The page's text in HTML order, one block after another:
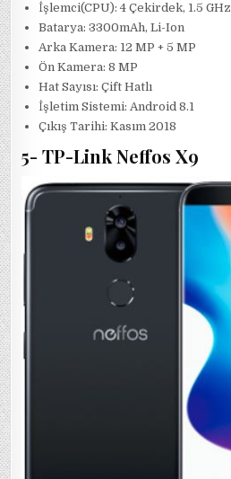
İşlemci(CPU): 4 Çekirdek, 1.5 GHz
Batarya: 3300mAh, Li-Ion
Arka Kamera: 12 MP + 5 MP
Ön Kamera: 8 MP
Hat Sayısı: Çift Hatlı
İşletim Sistemi: Android 8.1
Çıkış Tarihi: Kasım 2018
5- TP-Link Neffos X9